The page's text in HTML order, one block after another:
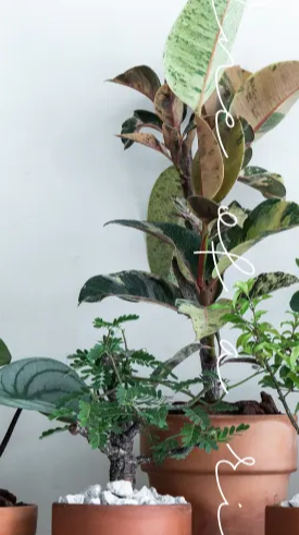
紫蘇香氣。
解毒補氣。
、恢復疲勞、促進食慾、瘦身等
雞湯、藥用、泡澡等
南 （提醒：一份訂單多盆相同小菜只會附一
盡相同）
小菜。
也會因
喔！